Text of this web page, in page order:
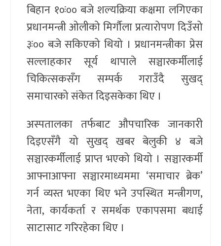
बिहान १०ः०० बजे शल्यक्रिया कक्षमा लगिएका
प्रधानमन्त्री ओलीको मिर्गौला प्रत्यारोपण दिउँसो
३ः०० बजे सकिएको थियो । प्रधानमन्त्रीका प्रेस
सल्लाहकार सूर्य थापाले सञ्चारकर्मीलाई
चिकित्सकसँग सम्पर्क गराउँदै सुखद्
समाचारको संकेत दिइसकेका थिए ।
अस्पतालका तर्फबाट औपचारिक जानकारी
दिइएसँगै यो सुखद् खबर बेलुकी ४ बजे
सञ्चारकर्मीलाई प्राप्त भएको थियो । सञ्चारकर्मी
आफ्नाआफ्ना सञ्चारमाध्यममा ‘समाचार ब्रेक’
गर्न व्यस्त भएका थिए भने उपस्थित मन्त्रीगण,
नेता, कार्यकर्ता र समर्थक एकापसमा बधाई
साटासाट गरिरहेका थिए ।